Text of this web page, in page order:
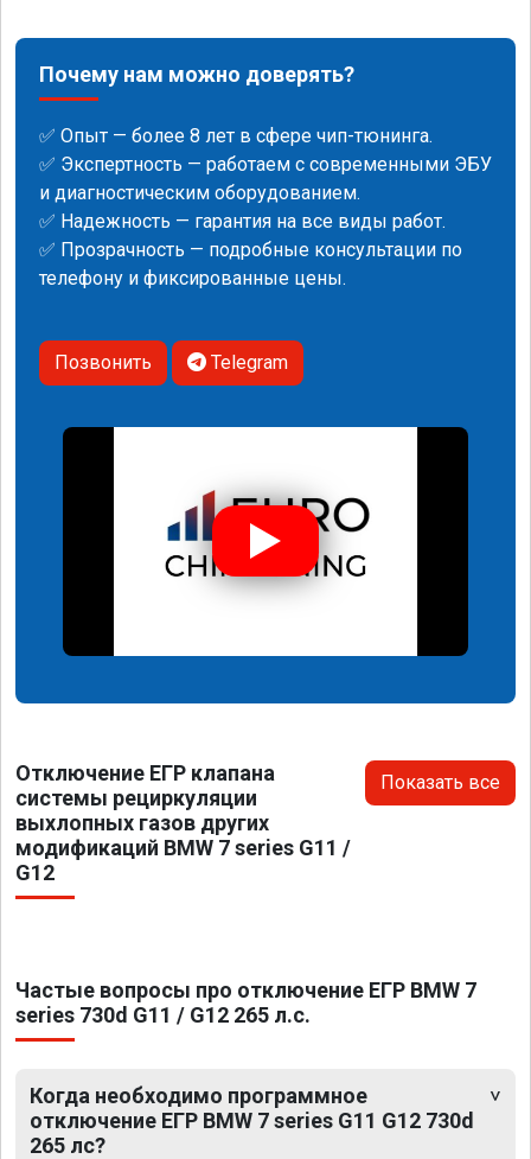
Почему нам можно доверять?
✅ Опыт — более 8 лет в сфере чип-тюнинга.
✅ Экспертность — работаем с современными ЭБУ
и диагностическим оборудованием.
✅ Надежность — гарантия на все виды работ.
✅ Прозрачность — подробные консультации по
телефону и фиксированные цены.
Позвонить Telegram
Отключение ЕГР клапана
системы рециркуляции
выхлопных газов других
модификаций BMW 7 series G11 /
G12
Показать все
Частые вопросы про отключение ЕГР BMW 7
series 730d G11 / G12 265 л.с.
Когда необходимо программное
отключение ЕГР BMW 7 series G11 G12 730d
265 лс?